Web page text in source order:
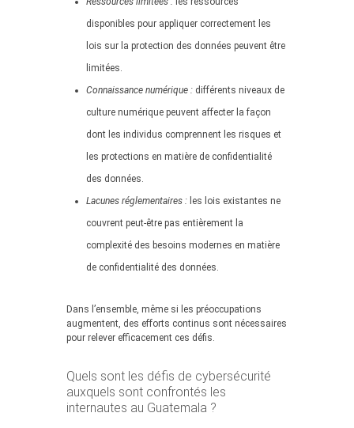
disponibles pour appliquer correctement les
lois sur la protection des données peuvent être
limitées.
Connaissance numérique : différents niveaux de
culture numérique peuvent affecter la façon
dont les individus comprennent les risques et
les protections en matière de confidentialité
des données.
Lacunes réglementaires : les lois existantes ne
couvrent peut-être pas entièrement la
complexité des besoins modernes en matière
de confidentialité des données.
Dans l’ensemble, même si les préoccupations
augmentent, des efforts continus sont nécessaires
pour relever efficacement ces défis.
Quels sont les défis de cybersécurité
auxquels sont confrontés les
internautes au Guatemala ?